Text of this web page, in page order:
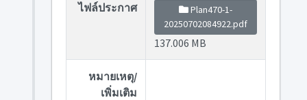
ไฟล์ประกาศ
Plan470-1-
20250702084922.pdf
137.006 MB
หมายเหตุ/
เพิ่มเติม